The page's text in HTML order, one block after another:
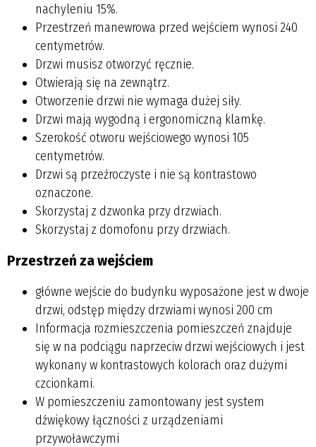
nachyleniu 15%.
Przestrzeń manewrowa przed wejściem wynosi 240
centymetrów.
Drzwi musisz otworzyć ręcznie.
Otwierają się na zewnątrz.
Otworzenie drzwi nie wymaga dużej siły.
Drzwi mają wygodną i ergonomiczną klamkę.
Szerokość otworu wejściowego wynosi 105
centymetrów.
Drzwi są przeźroczyste i nie są kontrastowo
oznaczone.
Skorzystaj z dzwonka przy drzwiach.
Skorzystaj z domofonu przy drzwiach.
Przestrzeń za wejściem
główne wejście do budynku wyposażone jest w dwoje
drzwi, odstęp między drzwiami wynosi 200 cm
Informacja rozmieszczenia pomieszczeń znajduje
się w na podciągu naprzeciw drzwi wejściowych i jest
wykonany w kontrastowych kolorach oraz dużymi
czcionkami.
W pomieszczeniu zamontowany jest system
dźwiękowy łączności z urządzeniami
przywoławczymi